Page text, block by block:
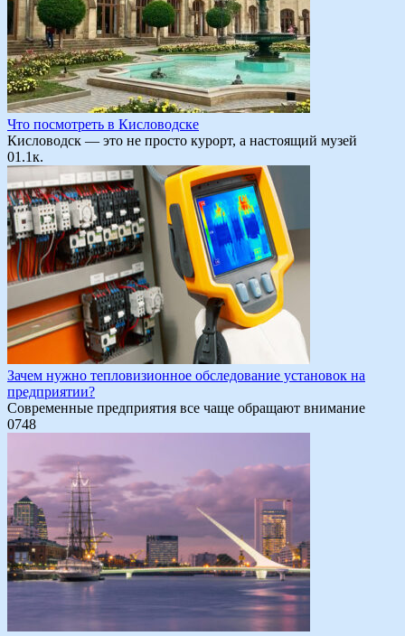
Что посмотреть в Кисловодске
Кисловодск — это не просто курорт, а настоящий музей
01.1к.
Зачем нужно тепловизионное обследование установок на
предприятии?
Современные предприятия все чаще обращают внимание
0748